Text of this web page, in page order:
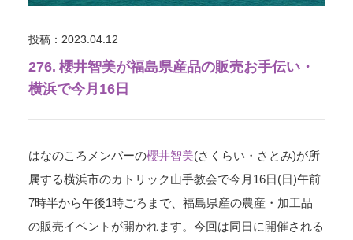
投稿：2023.04.12
276. 櫻井智美が福島県産品の販売お手伝い・
横浜で今月16日
はなのころメンバーの櫻井智美(さくらい・さとみ)が所
属する横浜市のカトリック山手教会で今月16日(日)午前
7時半から午後1時ごろまで、福島県産の農産・加工品
の販売イベントが開かれます。今回は同日に開催される